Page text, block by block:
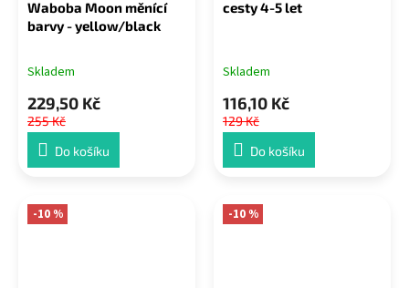
Waboba Moon měnící
barvy - yellow/black
Skladem
229,50 Kč
255 Kč
Do košíku
cesty 4-5 let
Skladem
116,10 Kč
129 Kč
Do košíku
-10 % -10 %